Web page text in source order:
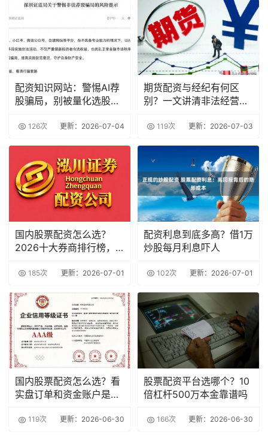
配资知识网站：警惕AI荐
股骗局，别被量化选股忽
126次 更新：2026-07-04
期货配资与经纪有何区
别？一文讲清非法经营风
119次 更新：2026-07-03
国内股票配资怎么选？
2026十大券商排行榜，
185次 更新：2026-07-01
配资利息到底多高？借1万
炒股每月利息吓人
102次 更新：2026-07-01
国内股票配资怎么选？看
实盘订单和资金账户是否
119次 更新：2026-06-30
股票配资平台选哪个？10
倍杠杆500万本金靠谱吗
166次 更新：2026-06-30